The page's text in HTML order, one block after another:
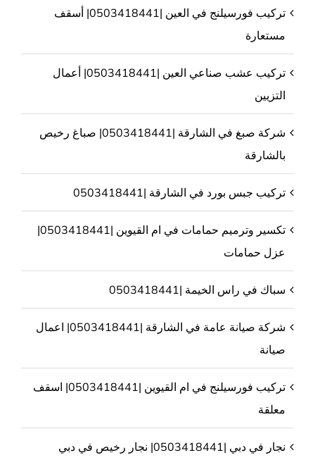
تركيب فورسيلنج في العين |0503418441| أسقف
مستعارة
تركيب عشب صناعي العين |0503418441| أعمال
التزيين
شركة صبغ في الشارقة |0503418441| صباغ رخيص
بالشارقة
تركيب جبس بورد في الشارقة |0503418441
تكسير وترميم حمامات في ام القيوين |0503418441|
عزل حمامات
سباك في راس الخيمة |0503418441
شركة صيانة عامة في الشارقة |0503418441| اعمال
صيانة
تركيب فورسيلنج في ام القيوين |0503418441| اسقف
معلقة
نجار في دبي |0503418441| نجار رخيص في دبي